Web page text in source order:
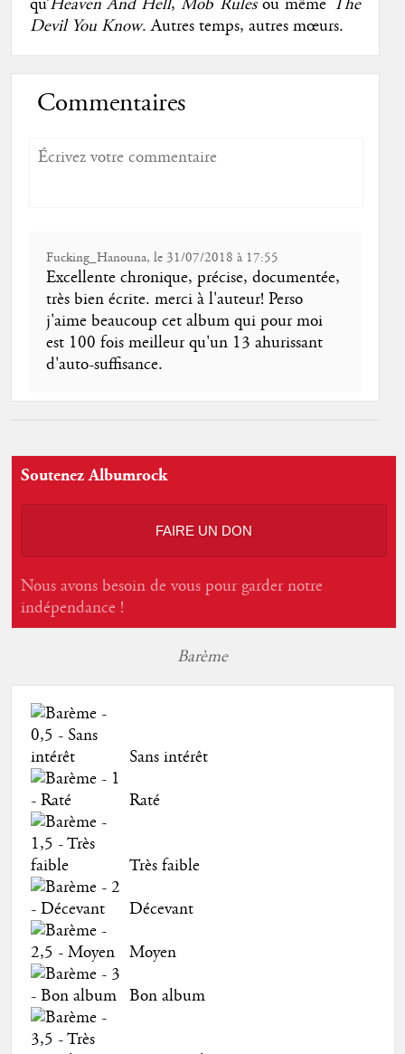
Devil You Know. Autres temps, autres mœurs.
Commentaires
Fucking_Hanouna, le 31/07/2018 à 17:55
Excellente chronique, précise, documentée,
très bien écrite. merci à l'auteur! Perso
j'aime beaucoup cet album qui pour moi
est 100 fois meilleur qu'un 13 ahurissant
d'auto-suffisance.
Soutenez Albumrock
FAIRE UN DON
Nous avons besoin de vous pour garder notre
indépendance !
Barème
Sans intérêt
Raté
Très faible
Décevant
Moyen
Bon album